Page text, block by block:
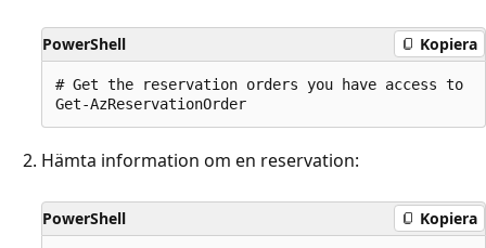
PowerShell Kopiera
# Get the reservation orders you have access to
Hämta information om en reservation:
PowerShell Kopiera